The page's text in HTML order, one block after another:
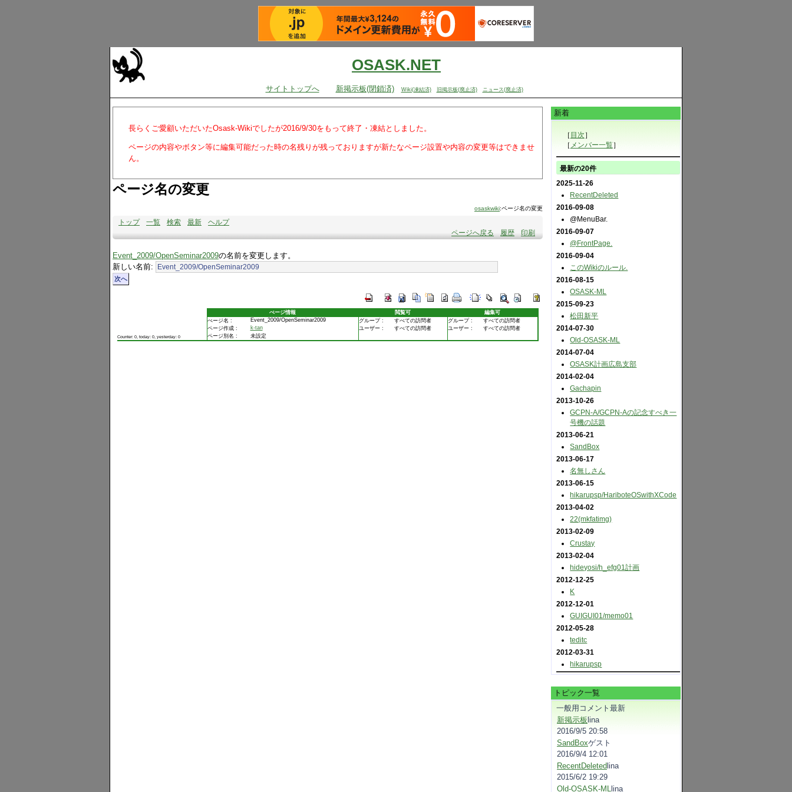
OSASK.NET
サイトトップへ 新掲示板(閉鎖済) Wiki(凍結済) 旧掲示板(廃止済) ニュース(廃止済)
長らくご愛顧いただいたOsask-Wikiでしたが2016/9/30をもって終了・凍結としました。
ページの内容やボタン等に編集可能だった時の名残りが残っておりますが新たなページ設置や内容の変更等はできませ
ん。
ページ名の変更
osaskwiki:ページ名の変更
トップ 一覧 検索 最新
ヘルプ
ページへ戻る
履歴 印刷
Event_2009​/OpenSeminar2009の名前を変更します。
新しい名前:
Counter: 0, today: 0, yesterday: 0
ぺージ情報 閲覧可
編集可
ぺージ名 :
Event_2009/OpenSeminar2009 グループ : すべての訪問者 グループ :
すべての訪問者
ページ作成 :
k-tan ユーザー : すべての訪問者 ユーザー :
すべての訪問者
ページ別名 :
未設定
新着
［目次 ］
［ メンバー一覧］
最新の20件
2025-11-26
RecentDeleted
2016-09-08
@MenuBar.
2016-09-07
@FrontPage.
2016-09-04
このWikiのルール.
2016-08-15
OSASK-ML
2015-09-23
松田新平
2014-07-30
Old-OSASK-ML
2014-07-04
OSASK計画広島支部
2014-02-04
Gachapin
2013-10-26
GCPN-A​/GCPN-Aの記念すべき一
号機の話題
2013-06-21
SandBox
2013-06-17
名無しさん
2013-06-15
hikarupsp​/HariboteOSwithXCode
2013-04-02
22(mkfatimg)
2013-02-09
Crustay
2013-02-04
hideyosi​/h_efg01計画
2012-12-25
K
2012-12-01
GUIGUI01​/memo01
2012-05-28
teditc
2012-03-31
hikarupsp
トピック一覧
一般用コメント最新
新掲示板lina
2016/9/5 20:58
SandBoxゲスト
2016/9/4 12:01
RecentDeletedlina
2015/6/2 19:29
Old-OSASK-ML lina